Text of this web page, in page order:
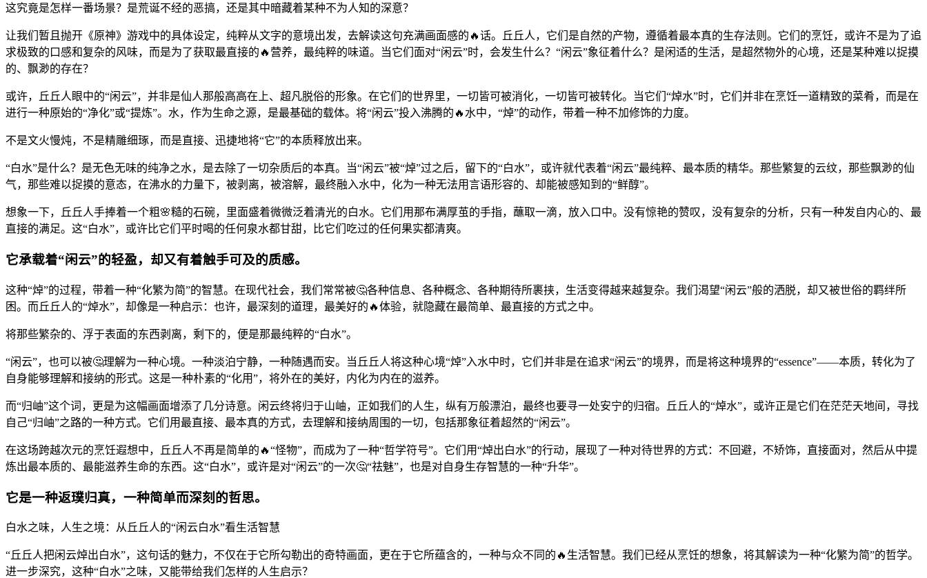
这究竟是怎样一番场景？是荒诞不经的恶搞，还是其中暗藏着某种不为人知的深意？
让我们暂且抛开《原神》游戏中的具体设定，纯粹从文字的意境出发，去解读这句充满画面感的🔥话。丘丘人，它们是自然的产物，遵循着最本真的生存法则。它们的烹饪，或许不是为了追
求极致的口感和复杂的风味，而是为了获取最直接的🔥营养，最纯粹的味道。当它们面对“闲云”时，会发生什么？“闲云”象征着什么？是闲适的生活，是超然物外的心境，还是某种难以捉摸
的、飘渺的存在？
或许，丘丘人眼中的“闲云”，并非是仙人那般高高在上、超凡脱俗的形象。在它们的世界里，一切皆可被消化，一切皆可被转化。当它们“焯水”时，它们并非在烹饪一道精致的菜肴，而是在
进行一种原始的“净化”或“提炼”。水，作为生命之源，是最基础的载体。将“闲云”投入沸腾的🔥水中，“焯”的动作，带着一种不加修饰的力度。
不是文火慢炖，不是精雕细琢，而是直接、迅捷地将“它”的本质释放出来。
“白水”是什么？是无色无味的纯净之水，是去除了一切杂质后的本真。当“闲云”被“焯”过之后，留下的“白水”，或许就代表着“闲云”最纯粹、最本质的精华。那些繁复的云纹，那些飘渺的仙
气，那些难以捉摸的意态，在沸水的力量下，被剥离，被溶解，最终融入水中，化为一种无法用言语形容的、却能被感知到的“鲜醇”。
想象一下，丘丘人手捧着一个粗🌸糙的石碗，里面盛着微微泛着清光的白水。它们用那布满厚茧的手指，蘸取一滴，放入口中。没有惊艳的赞叹，没有复杂的分析，只有一种发自内心的、最
直接的满足。这“白水”，或许比它们平时喝的任何泉水都甘甜，比它们吃过的任何果实都清爽。
它承载着“闲云”的轻盈，却又有着触手可及的质感。
这种“焯”的过程，带着一种“化繁为简”的智慧。在现代社会，我们常常被🤔各种信息、各种概念、各种期待所裹挟，生活变得越来越复杂。我们渴望“闲云”般的洒脱，却又被世俗的羁绊所
困。而丘丘人的“焯水”，却像是一种启示：也许，最深刻的道理，最美好的🔥体验，就隐藏在最简单、最直接的方式之中。
将那些繁杂的、浮于表面的东西剥离，剩下的，便是那最纯粹的“白水”。
“闲云”，也可以被🤔理解为一种心境。一种淡泊宁静，一种随遇而安。当丘丘人将这种心境“焯”入水中时，它们并非是在追求“闲云”的境界，而是将这种境界的“essence”——本质，转化为了
自身能够理解和接纳的形式。这是一种朴素的“化用”，将外在的美好，内化为内在的滋养。
而“归岫”这个词，更是为这幅画面增添了几分诗意。闲云终将归于山岫，正如我们的人生，纵有万般漂泊，最终也要寻一处安宁的归宿。丘丘人的“焯水”，或许正是它们在茫茫天地间，寻找
自己“归岫”之路的一种方式。它们用最直接、最本真的方式，去理解和接纳周围的一切，包括那象征着超然的“闲云”。
在这场跨越次元的烹饪遐想中，丘丘人不再是简单的🔥“怪物”，而成为了一种“哲学符号”。它们用“焯出白水”的行动，展现了一种对待世界的方式：不回避，不矫饰，直接面对，然后从中提
炼出最本质的、最能滋养生命的东西。这“白水”，或许是对“闲云”的一次🤔“祛魅”，也是对自身生存智慧的一种“升华”。
它是一种返璞归真，一种简单而深刻的哲思。
白水之味，人生之境：从丘丘人的“闲云白水”看生活智慧
“丘丘人把闲云焯出白水”，这句话的魅力，不仅在于它所勾勒出的奇特画面，更在于它所蕴含的，一种与众不同的🔥生活智慧。我们已经从烹饪的想象，将其解读为一种“化繁为简”的哲学。
进一步深究，这种“白水”之味，又能带给我们怎样的人生启示？